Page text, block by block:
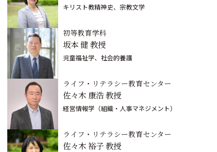
キリスト教精神史、宗教文学
初等教育学科
坂本 健 教授
児童福祉学、社会的養護
ライフ・リテラシー教育センター
佐々木 康浩 教授
経営情報学（組織・人事マネジメント）
ライフ・リテラシー教育センター
佐々木 裕子 教授